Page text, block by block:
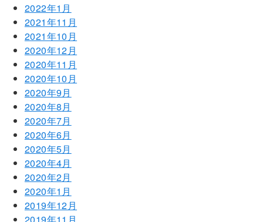
2022年1月
2021年11月
2021年10月
2020年12月
2020年11月
2020年10月
2020年9月
2020年8月
2020年7月
2020年6月
2020年5月
2020年4月
2020年2月
2020年1月
2019年12月
2019年11月